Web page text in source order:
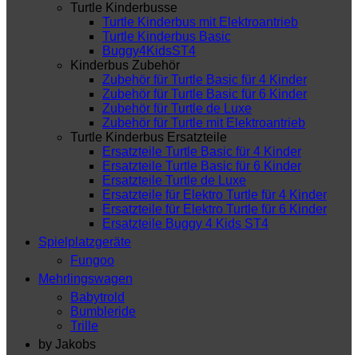
Turtle Kinderbusse
Turtle Kinderbus mit Elektroantrieb
Turtle Kinderbus Basic
Buggy4KidsST4
Kinderbus Zubehör
Zubehör für Turtle Basic für 4 Kinder
Zubehör für Turtle Basic für 6 Kinder
Zubehör für Turtle de Luxe
Zubehör für Turtle mit Elektroantrieb
Turtle Kinderbus Ersatzteile
Ersatzteile Turtle Basic für 4 Kinder
Ersatzteile Turtle Basic für 6 Kinder
Ersatzteile Turtle de Luxe
Ersatzteile für Elektro Turtle für 4 Kinder
Ersatzteile für Elektro Turtle für 6 Kinder
Ersatzteile Buggy 4 Kids ST4
Spielplatzgeräte
Fungoo
Mehrlingswagen
Babytrold
Bumbleride
Trille
by Jakobs